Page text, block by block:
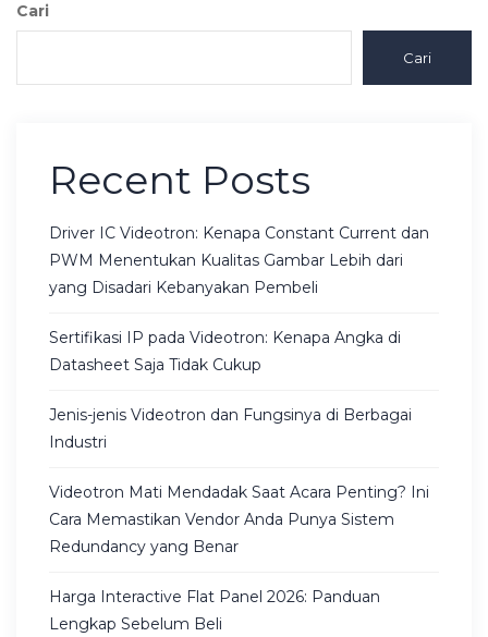
Cari
Cari
Recent Posts
Driver IC Videotron: Kenapa Constant Current dan
PWM Menentukan Kualitas Gambar Lebih dari
yang Disadari Kebanyakan Pembeli
Sertifikasi IP pada Videotron: Kenapa Angka di
Datasheet Saja Tidak Cukup
Jenis-jenis Videotron dan Fungsinya di Berbagai
Industri
Videotron Mati Mendadak Saat Acara Penting? Ini
Cara Memastikan Vendor Anda Punya Sistem
Redundancy yang Benar
Harga Interactive Flat Panel 2026: Panduan
Lengkap Sebelum Beli